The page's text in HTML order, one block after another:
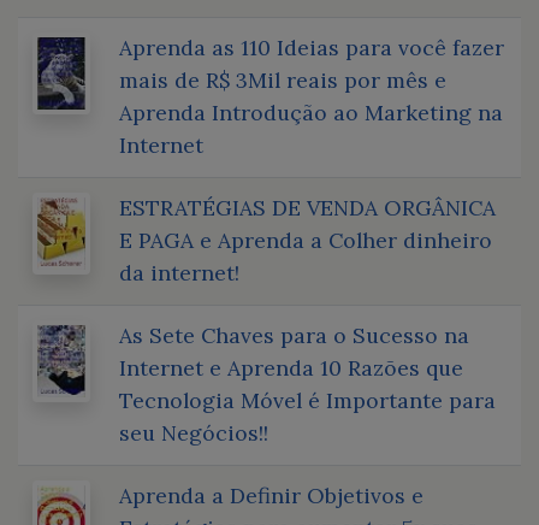
Aprenda as 110 Ideias para você fazer
mais de R$ 3Mil reais por mês e
Aprenda Introdução ao Marketing na
Internet
ESTRATÉGIAS DE VENDA ORGÂNICA
E PAGA e Aprenda a Colher dinheiro
da internet!
As Sete Chaves para o Sucesso na
Internet e Aprenda 10 Razões que
Tecnologia Móvel é Importante para
seu Negócios!!
Aprenda a Definir Objetivos e